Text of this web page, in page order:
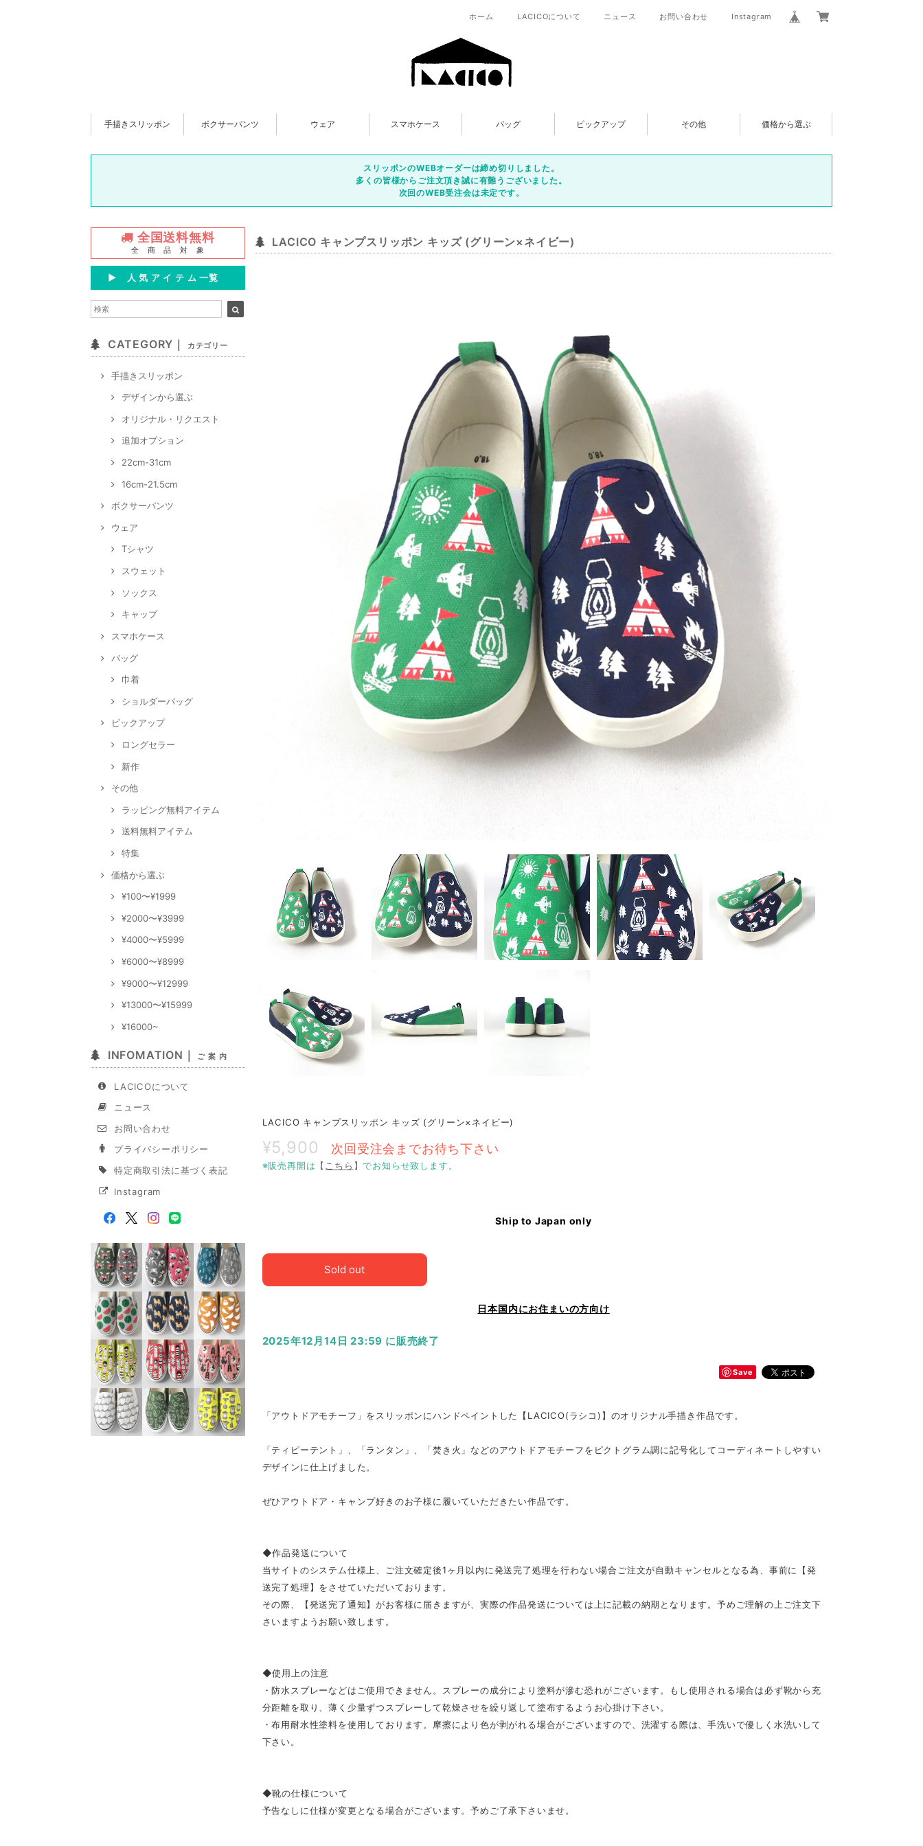
ホーム LACICOについて ニュース お問い合わせ Instagram
手描きスリッポン ボクサーパンツ ウェア スマホケース バッグ ピックアップ その他 価格から選ぶ
スリッポンのWEBオーダーは締め切りしました。
多くの皆様からご注文頂き誠に有難うございました。
次回のWEB受注会は未定です。
全国送料無料
全 商 品 対 象
▶︎ 人 気 ア イ テ ム 一覧
CATEGORY｜ カテゴリー
手描きスリッポン
デザインから選ぶ
オリジナル・リクエスト
追加オプション
22cm-31cm
16cm-21.5cm
ボクサーパンツ
ウェア
Tシャツ
スウェット
ソックス
キャップ
スマホケース
バッグ
巾着
ショルダーバッグ
ピックアップ
ロングセラー
新作
その他
ラッピング無料アイテム
送料無料アイテム
特集
価格から選ぶ
¥100〜¥1999
¥2000〜¥3999
¥4000〜¥5999
¥6000〜¥8999
¥9000〜¥12999
¥13000〜¥15999
¥16000~
INFOMATION｜ ご 案 内
LACICOについて
ニュース
お問い合わせ
プライバシーポリシー
特定商取引法に基づく表記
Instagram
LACICO キャンプスリッポン キッズ (グリーン×ネイビー)
LACICO キャンプスリッポン キッズ (グリーン×ネイビー)
¥5,900 次回受注会までお待ち下さい
※販売再開は 【 こちら 】でお知らせ致します。
Ship to Japan only
Sold out
日本国内にお住まいの方向け
2025年12月14日 23:59 に販売終了
Save
「アウトドアモチーフ」をスリッポンにハンドペイントした【LACICO(ラシコ)】のオリジナル手描き作品です。
「ティピーテント」、「ランタン」、「焚き火」などのアウトドアモチーフをピクトグラム調に記号化してコーディネートしやすい
デザインに仕上げました。
ぜひアウトドア・キャンプ好きのお子様に履いていただきたい作品です。
◆作品発送について
当サイトのシステム仕様上、ご注文確定後1ヶ月以内に発送完了処理を行わない場合ご注文が自動キャンセルとなる為、事前に【発
送完了処理】をさせていただいております。
その際、【発送完了通知】がお客様に届きますが、実際の作品発送については上に記載の納期となります。予めご理解の上ご注文下
さいますようお願い致します。
◆使用上の注意
・防水スプレーなどはご使用できません。スプレーの成分により塗料が滲む恐れがございます。もし使用される場合は必ず靴から充
分距離を取り、薄く少量ずつスプレーして乾燥させを繰り返して塗布するようお心掛け下さい。
・布用耐水性塗料を使用しております。摩擦により色が剥がれる場合がございますので、洗濯する際は、手洗いで優しく水洗いして
下さい。
◆靴の仕様について
予告なしに仕様が変更となる場合がございます。予めご了承下さいませ。